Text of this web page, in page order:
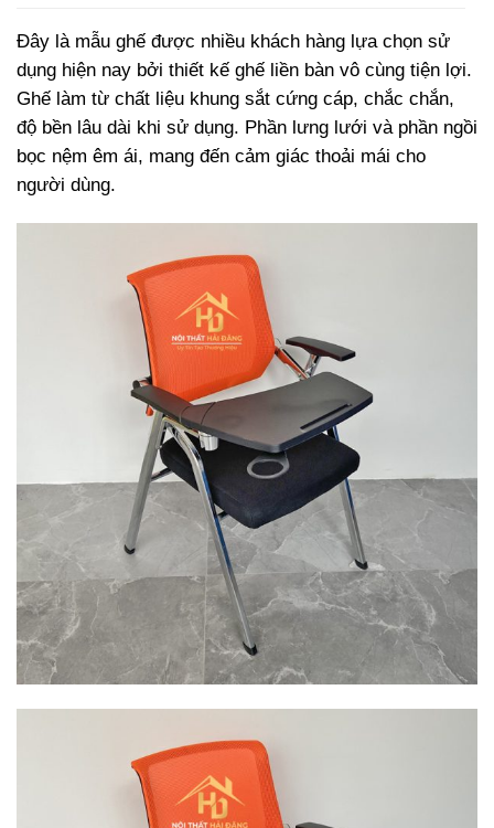
Đây là mẫu ghế được nhiều khách hàng lựa chọn sử
dụng hiện nay bởi thiết kế ghế liền bàn vô cùng tiện lợi.
Ghế làm từ chất liệu khung sắt cứng cáp, chắc chắn,
độ bền lâu dài khi sử dụng. Phần lưng lưới và phần ngồi
bọc nệm êm ái, mang đến cảm giác thoải mái cho
người dùng.